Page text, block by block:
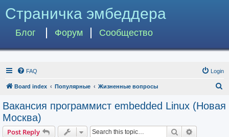
Страничка эмбеддера
Блог Форум Сообщество
FAQ Login
Board index Популярные Жизненные вопросы
a
Вакансия программист embedded Linux (Новая
Москва)
Post Reply Search